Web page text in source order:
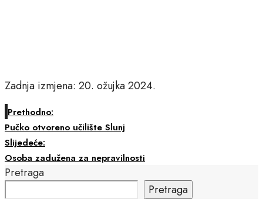
Zadnja izmjena: 20. ožujka 2024.
Prethodno:
Pučko otvoreno učilište Slunj
Slijedeće:
Osoba zadužena za nepravilnosti
Pretraga
Pretraga